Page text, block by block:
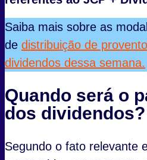
Saiba mais sobre as
de distribuição de
dividendos dessa semana.
Quando será o
dos dividendos?
Segundo o fato relevante